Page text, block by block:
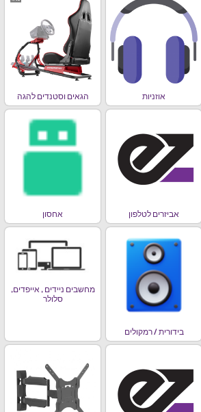
אוזניות הגאים וסטנדים להגה
אביזרים לטלפון אחסון
בידורית / רמקולים
מחשבים ניידים , אייפדים,
סלולר